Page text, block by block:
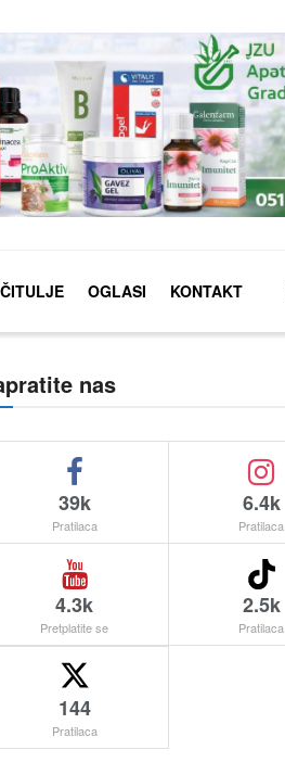
ČITULJE OGLASI KONTAKT
nas
39k
Pratilaca
6.4k
Pratilaca
4.3k
Pretplatite se
2.5k
Pratilaca
144
Pratilaca